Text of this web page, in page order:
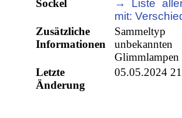
Sockel
→ Liste
mit:
Zusätzliche
Informationen
unbekannten
Glimmlampen
Letzte
Änderung
05.05.2024